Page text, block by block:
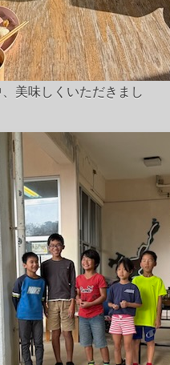
美味しくいただきまし